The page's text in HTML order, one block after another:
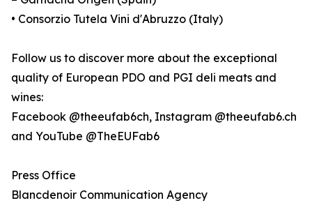
• Consorzio Tutela Vini d'Abruzzo (Italy)
Follow us to discover more about the exceptional
quality of European PDO and PGI deli meats and
wines:
Facebook @theeufab6ch, Instagram @theeufab6.ch
and YouTube @TheEUFab6
Press Office
Blancdenoir Communication Agency